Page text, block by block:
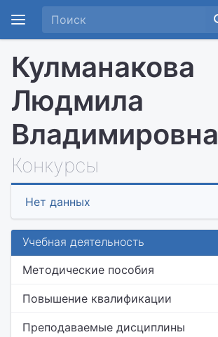
Кулманакова
Людмила
Владимировна
Конкурсы
Нет данных
Учебная деятельность
Методические пособия
Повышение квалификации
Преподаваемые дисциплины